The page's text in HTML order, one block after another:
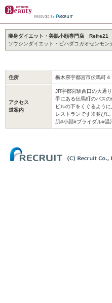
痩身ダイエット・美肌小顔専門店 Refre21
ソウシンダイエット・ビハダコガオセンモ
住所 栃木県宇都宮市伝馬町
アクセス
道案内
JR宇都宮駅西口の大通
手にある伝馬町のバス
ビルの下をくぐるよう
レストランです※並びに
肌#小顔#ブライダル#温